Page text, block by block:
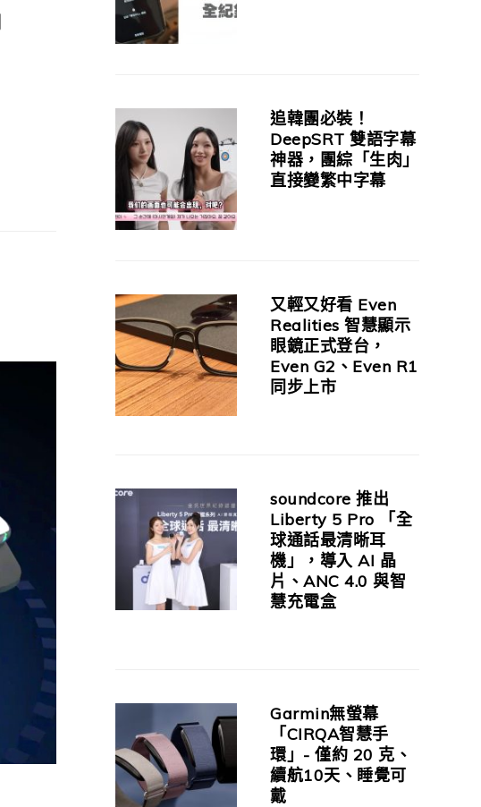
追韓團必裝！
DeepSRT 雙語字幕
神器，團綜「生肉」
直接變繁中字幕
又輕又好看 Even
Realities 智慧顯示
眼鏡正式登台，
Even G2、Even R1
同步上市
soundcore 推出
Liberty 5 Pro 「全
球通話最清晰耳
機」，導入 AI 晶
片、ANC 4.0 與智
慧充電盒
Garmin無螢幕
「CIRQA智慧手
環」- 僅約 20 克、
續航10天、睡覺可
戴